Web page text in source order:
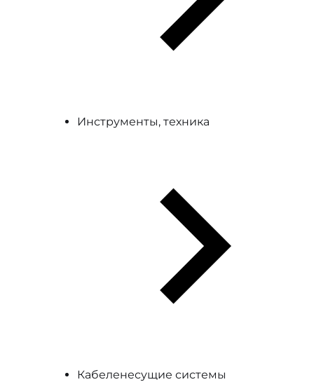
Инструменты, техника
Кабеленесущие системы